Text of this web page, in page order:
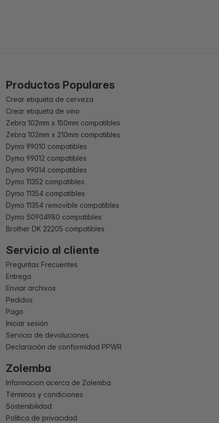
Productos Populares
Crear etiqueta de cerveza
Crear etiqueta de vino
Zebra 102mm x 150mm compatibles
Zebra 102mm x 210mm compatibles
Dymo 99010 compatibles
Dymo 99012 compatibles
Dymo 99014 compatibles
Dymo 11352 compatibles
Dymo 11354 compatibles
Dymo 11354 removible compatibles
Dymo S0904980 compatibles
Brother DK 22205 compatibles
Servicio al cliente
Preguntas Frecuentes
Entrega
Enviar archivos
Pedidos
Pago
Iniciar sesión
Servicio de devoluciones
Declaración de conformidad PPWR
Zolemba
Informacion acerca de Zolemba
Términos y condiciones
Sostenibilidad
Política de privacidad